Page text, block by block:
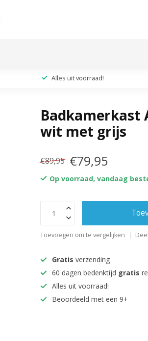
Alles uit voorraad!
Badkamerkast
wit met grijs
€89,95 €79,95
Op voorraad, vandaag
Toevoegen om te vergelijken
Gratis verzending
60 dagen bedenktijd gratis
Alles uit voorraad!
Beoordeeld met een 9+